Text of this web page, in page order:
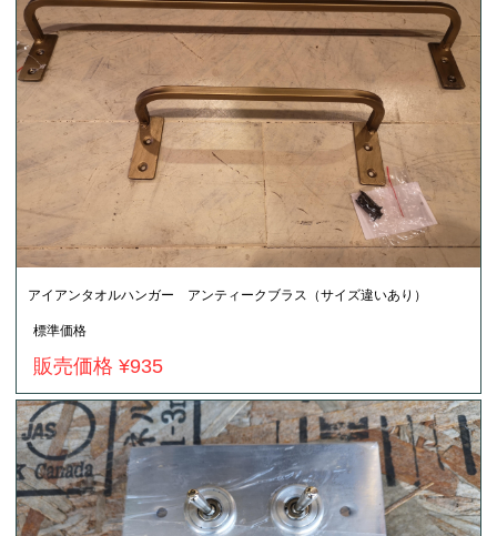
アイアンタオルハンガー アンティークブラス（サイズ違いあり）
標準価格
販売価格 ¥935